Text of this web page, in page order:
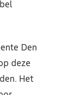
Den
deze
Het